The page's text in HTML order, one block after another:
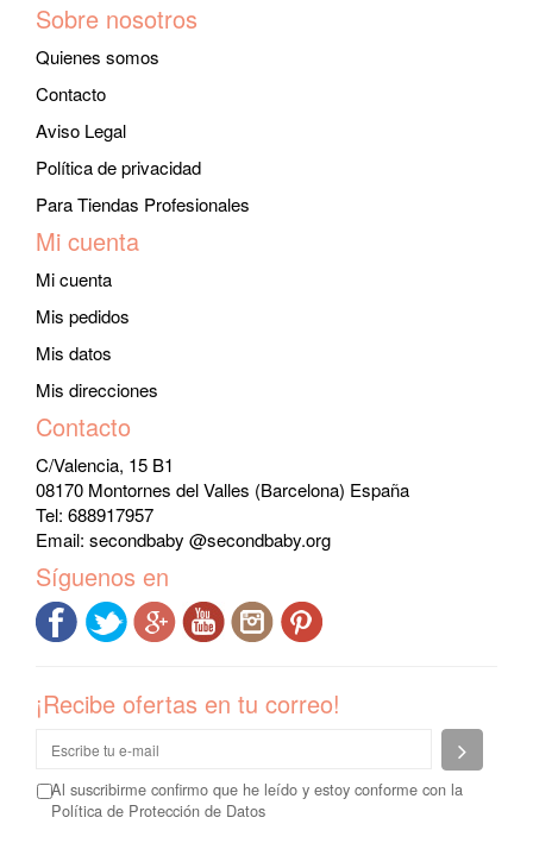
Sobre nosotros
Quienes somos
Contacto
Aviso Legal
Política de privacidad
Para Tiendas Profesionales
Mi cuenta
Mi cuenta
Mis pedidos
Mis datos
Mis direcciones
Contacto
C/Valencia, 15 B1
08170 Montornes del Valles (Barcelona) España
Tel: 688917957
Email: secondbaby @secondbaby.org
Síguenos en
¡Recibe ofertas en tu correo!
Al suscribirme confirmo que he leído y estoy conforme con la
Política de Protección de Datos